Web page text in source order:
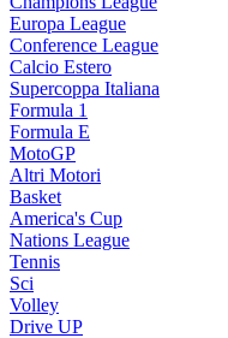
Europa League
Conference League
Calcio Estero
Supercoppa Italiana
Formula 1
Formula E
MotoGP
Altri Motori
Basket
America's Cup
Nations League
Tennis
Sci
Volley
Drive UP